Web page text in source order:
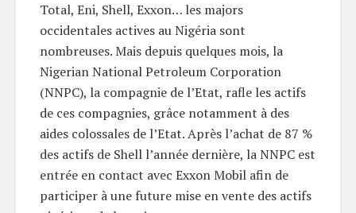
Total, Eni, Shell, Exxon… les majors
occidentales actives au Nigéria sont
nombreuses. Mais depuis quelques mois, la
Nigerian National Petroleum Corporation
(NNPC), la compagnie de l’Etat, rafle les actifs
de ces compagnies, grâce notamment à des
aides colossales de l’Etat. Après l’achat de 87 %
des actifs de Shell l’année dernière, la NNPC est
entrée en contact avec Exxon Mobil afin de
participer à une future mise en vente des actifs